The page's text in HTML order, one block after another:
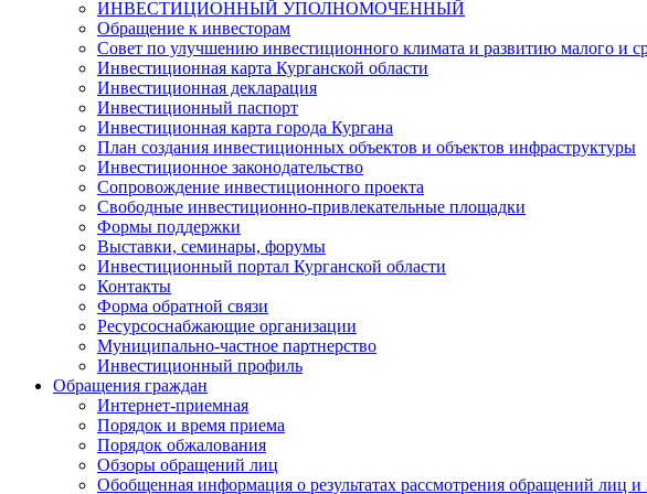
ИНВЕСТИЦИОННЫЙ УПОЛНОМОЧЕННЫЙ
Обращение к инвесторам
Совет по улучшению инвестиционного климата и развитию малого и
Инвестиционная карта Курганской области
Инвестиционная декларация
Инвестиционный паспорт
Инвестиционная карта города Кургана
План создания инвестиционных объектов и объектов инфраструктуры
Инвестиционное законодательство
Сопровождение инвестиционного проекта
Свободные инвестиционно-привлекательные площадки
Формы поддержки
Выставки, семинары, форумы
Инвестиционный портал Курганской области
Контакты
Форма обратной связи
Ресурсоснабжающие организации
Муниципально-частное партнерство
Инвестиционный профиль
Обращения граждан
Интернет-приемная
Порядок и время приема
Порядок обжалования
Обзоры обращений лиц
Обобщенная информация о результатах рассмотрения обращений лиц